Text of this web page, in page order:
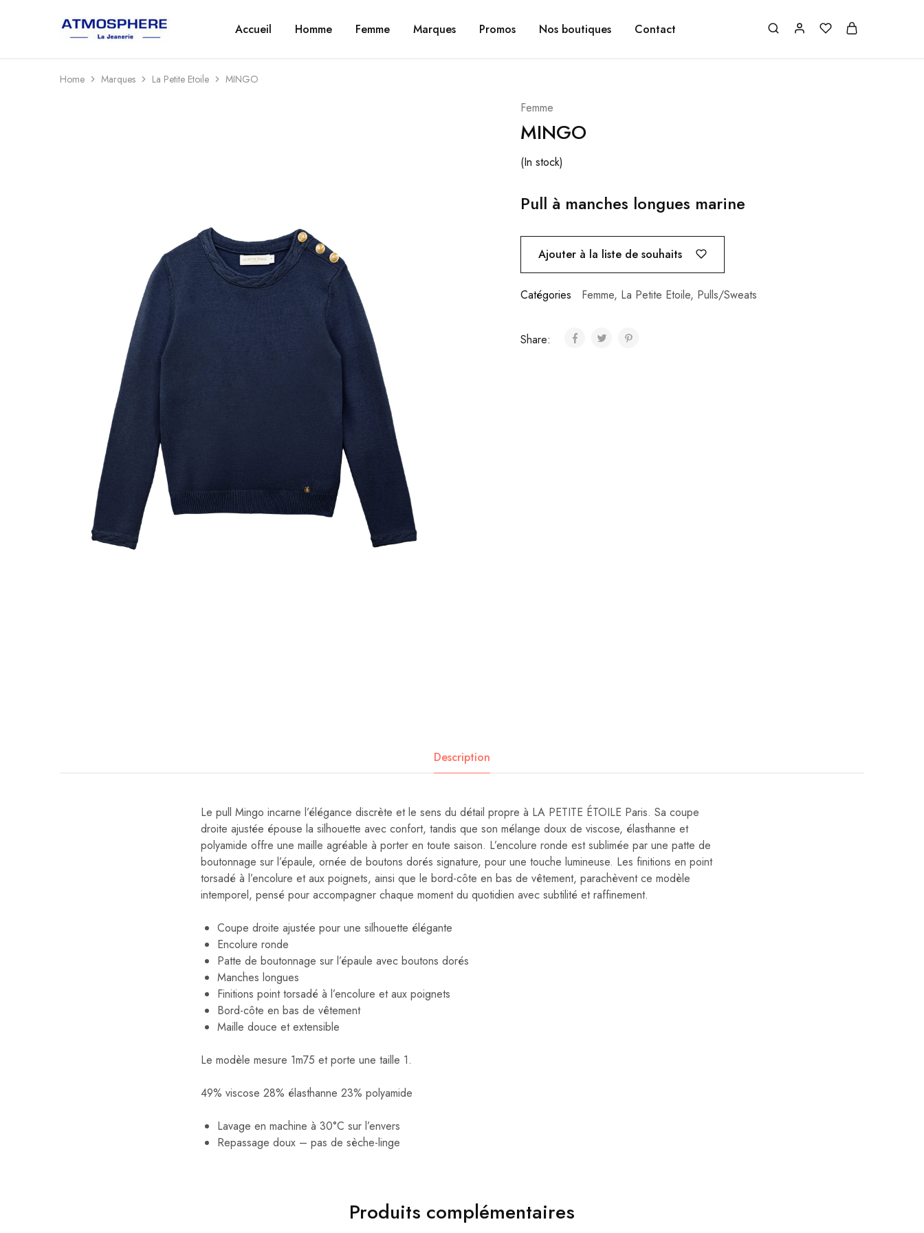
Atmosphère
La
Un
utilisant
Accueil Homme Femme Marques Promos Nos boutiques Contact
Home Marques La Petite Etoile MINGO
Femme
MINGO
(In stock)
Pull à manches longues marine
Ajouter à la liste de souhaits
Catégories Femme, La Petite Etoile, Pulls/Sweats
Share:
Description
Le pull Mingo incarne l’élégance discrète et le sens du détail propre à LA PETITE ÉTOILE Paris. Sa coupe
droite ajustée épouse la silhouette avec confort, tandis que son mélange doux de viscose, élasthanne et
polyamide offre une maille agréable à porter en toute saison. L’encolure ronde est sublimée par une patte de
boutonnage sur l’épaule, ornée de boutons dorés signature, pour une touche lumineuse. Les finitions en point
torsadé à l’encolure et aux poignets, ainsi que le bord-côte en bas de vêtement, parachèvent ce modèle
intemporel, pensé pour accompagner chaque moment du quotidien avec subtilité et raffinement.
Coupe droite ajustée pour une silhouette élégante
Encolure ronde
Patte de boutonnage sur l’épaule avec boutons dorés
Manches longues
Finitions point torsadé à l’encolure et aux poignets
Bord-côte en bas de vêtement
Maille douce et extensible
Le modèle mesure 1m75 et porte une taille 1.
49% viscose 28% élasthanne 23% polyamide
Lavage en machine à 30°C sur l’envers
Repassage doux – pas de sèche-linge
Produits complémentaires